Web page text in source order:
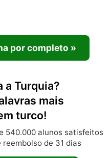
por completo »
a Turquia?
mais
turco!
alunos satisfeitos
reembolso de 31 dias